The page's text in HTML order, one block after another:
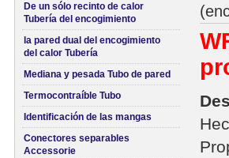
De un sólo recinto de calor
Tubería del encogimiento
la pared dual del encogimiento
del calor Tubería
Mediana y pesada Tubo de pared
Termocontraíble Tubo
Identificación de las mangas
Conectores separables
Accessorie